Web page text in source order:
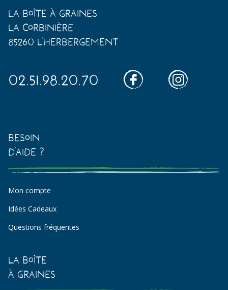
La Boîte à Graines
La Corbinière
85260 L'Herbergement
02.51.98.20.70
Besoin
d'aide ?
Mon compte
Idées Cadeaux
Questions fréquentes
La Boîte
à Graines